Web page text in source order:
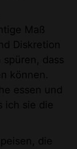
Maß
Diskretion
spüren, dass
können.
essen und
ich sie die
die